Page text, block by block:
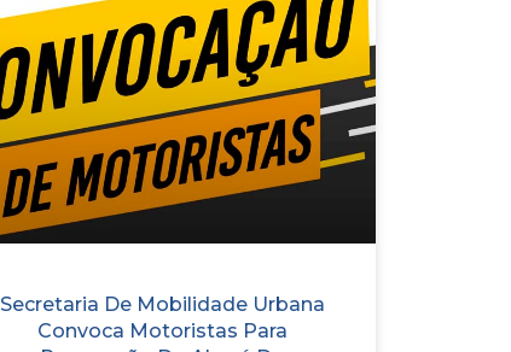
Secretaria De Mobilidade Urbana
Convoca Motoristas Para